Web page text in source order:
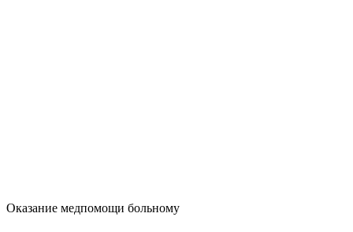
Оказание медпомощи больному